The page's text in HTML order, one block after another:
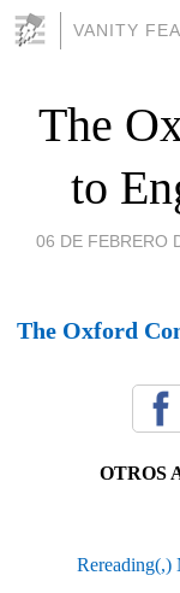
VANITY FEA
The
to
06 DE FEBRERO
The Oxford
OTROS
Rereading(,)